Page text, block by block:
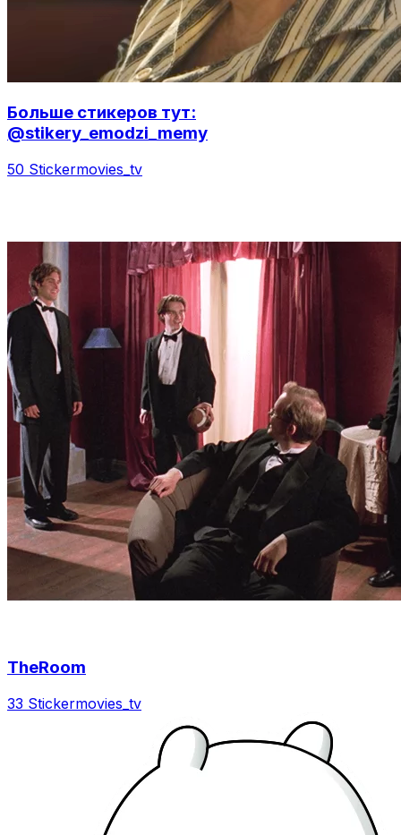
Больше стикеров тут:
@stikery_emodzi_memy
50 Stickermovies_tv
TheRoom
33 Stickermovies_tv